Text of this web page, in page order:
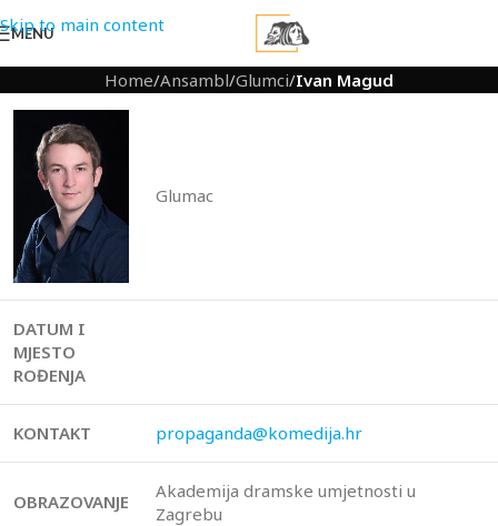
Skip to main content
MENU
Home/Ansambl/Glumci/Ivan Magud
Glumac
DATUM I
MJESTO
ROĐENJA
KONTAKT propaganda@komedija.hr
OBRAZOVANJE
Akademija dramske umjetnosti u
Zagrebu